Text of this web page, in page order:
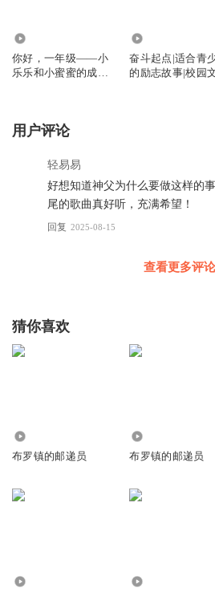
你好，一年级——小
乐乐和小蜜蜜的成长
奋斗起点|适合青
的励志故事|校园文
用户评论
轻易易
好想知道神父为什么要做这样的
尾的歌曲真好听，充满希望！
回复 2025-08-15
查看更多评论
猜你喜欢
布罗镇的邮递员 布罗镇的邮递员